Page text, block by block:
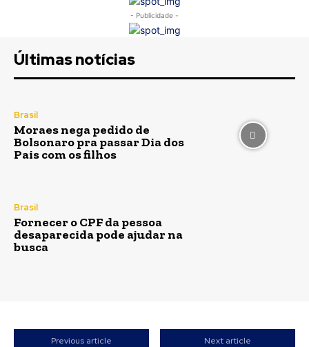
- Publicidade -
Últimas notícias
Brasil
Moraes nega pedido de
Bolsonaro pra passar Dia dos
Pais com os filhos
Brasil
Fornecer o CPF da pessoa
desaparecida pode ajudar na
busca
Previous article Next article